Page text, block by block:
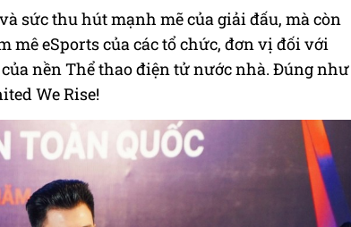
sức thu hút mạnh mẽ của giải đấu, mà còn
mê eSports của các tổ chức, đơn vị đối với
nền Thể thao điện tử nước nhà. Đúng như
We Rise!